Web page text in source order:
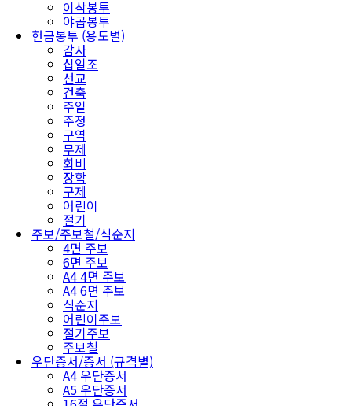
이삭봉투
야곱봉투
헌금봉투 (용도별)
감사
십일조
선교
건축
주일
주정
구역
무제
회비
장학
구제
어린이
절기
주보/주보철/식순지
4면 주보
6면 주보
A4 4면 주보
A4 6면 주보
식순지
어린이주보
절기주보
주보철
우단증서/증서 (규격별)
A4 우단증서
A5 우단증서